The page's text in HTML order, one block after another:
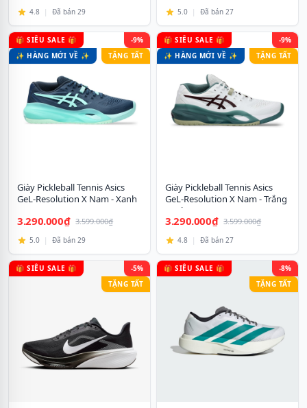
4.8 | Đã bán 29 5.0 | Đã bán 27
🎁 SIÊU SALE 🎁
✨ HÀNG MỚI VỀ ✨
-9%
TẶNG TẤT
Giày Pickleball Tennis Asics
GeL-Resolution X Nam - Xanh
3.290.000₫ 3.599.000₫
5.0 | Đã bán 29
🎁 SIÊU SALE 🎁
✨ HÀNG MỚI VỀ ✨
-9%
TẶNG TẤT
Giày Pickleball Tennis Asics
GeL-Resolution X Nam - Trắng
Xanh
3.290.000₫ 3.599.000₫
4.8 | Đã bán 27
🎁 SIÊU SALE 🎁
-5%
TẶNG TẤT
🎁 SIÊU SALE 🎁
-8%
TẶNG TẤT